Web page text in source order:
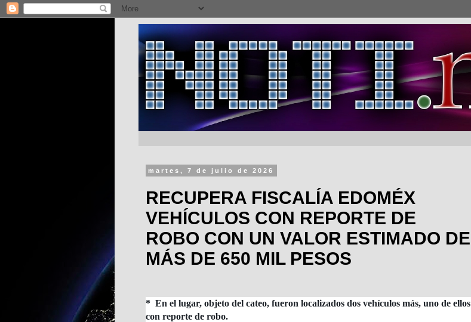
martes, 7 de julio de 2026
RECUPERA FISCALÍA EDOMÉX
VEHÍCULOS CON REPORTE DE
ROBO CON UN VALOR ESTIMADO DE
MÁS DE 650 MIL PESOS
* En el lugar, objeto del cateo, fueron localizados dos vehículos más, uno de ellos
con reporte de robo.